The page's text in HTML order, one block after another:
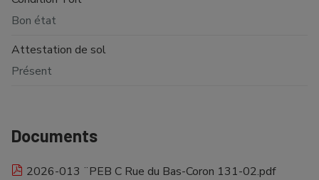
Bon état
Attestation de sol
Présent
Documents
2026-013 ¨PEB C Rue du Bas-Coron 131-02.pdf